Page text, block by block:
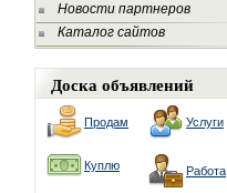
Новости партнеров
Каталог сайтов
Доска объявлений
Продам Услуги
Куплю Работа